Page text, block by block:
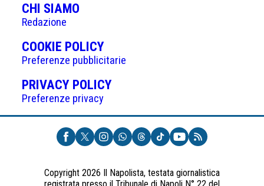
CHI SIAMO
Redazione
COOKIE POLICY(APRE
IN
UNA
NUOVA
Preferenze pubblicitarie
PRIVACY POLICY(APRE
UNA
NUOVA
SCHEDA)
Preferenze privacy
Copyright 2026 Il Napolista, testata giornalistica